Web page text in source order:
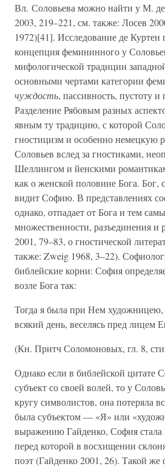
Вл. Соловьева можно найти у М.
2003, 219–221, см. также: Лосев
1972)[41]. Исследование де Куртен
концепция фемининного у
мифологической традиции
основными чертами категории
чуждость, пассивность, пустоту
Разделение Рябовым разных
явным ту традицию, с которой
гностицизм и особенно немецкую
Соловьев вслед за гностиками,
Шеллингом и йенскими
как о женской половине Бога. Бог,
видит Софию. В представлениях
однако, отпадает от Бога и тем
множественности, разъединения и
2001, 79–83, о гностической
также: Zweig 1968, 3–22).
библейские корни: София
возле Бога так:
Тогда я была при Нем
всякий день, веселясь пред лицем
(Кн. Притч Соломоновых, гл. 8,
Однако если в библейской цитате
субъект со своей волей, то у
кругу символистов, она потеряла
была субъектом — «Я» или
выражению Гайденко, София стала
перед которой в восхищении
поэт (Гайденко 2001, 26). Такой